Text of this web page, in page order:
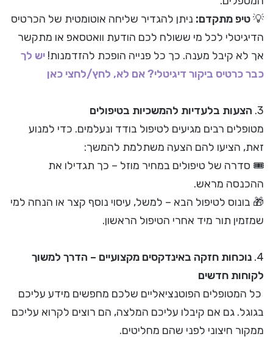
💡טיפ מתקדם: ניתן להגדיר שליחה אוטומטית של הכרטיס
הדיגיטלי לכל מי ששולח לכם הודעת וואטסאפ או מתקשר
אך לא קיבל מענה. כך כל פנייה הופכת להזדמנות! יש לך
כבר כרטיס ביקור דיגיטלי? אם לא, לחץ/לחצי כאן
3. הצעות בלעדיות להמשכיות בטיפולים
מטופלים רבים מגיעים לטיפול בודד ונעלמים. כדי למנוע
זאת, הציעו להם הצעה משתלמת להמשך:
🎟 סדרה של טיפולים במחיר מוזל – כך תגדילו את
ההכנסה מראש.
🎁 בונוס לטיפול הבא – למשל, עיסוי נוסף קצר או הנחה למי
שמזמין תור מיד אחרי הטיפול הראשון.
4. נוכחות חזקה באינדקסים מקצועיים – הדרך למשוך
לקוחות חדשים
כל המטופלים הפוטנציאליים שלכם מחפשים מידע עליכם
בגוגל. גם אם קיבלו עליכם המלצה, הם רוצים לקרוא עליכם
ממקור חיצוני לפני שהם מחליטים.